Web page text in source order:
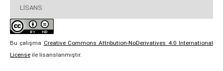
LISANS
Bu çalışma Creative Commons Attribution-NoDerivatives 4.0 International
Licenseile lisanslanmıştır.